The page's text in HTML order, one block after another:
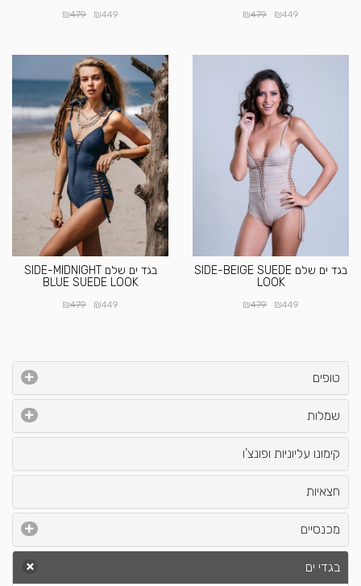
₪449
₪479
₪449
₪479
בגד ים שלם SIDE-BEIGE SUEDE
LOOK
₪449
₪479
בגד ים שלם SIDE-MIDNIGHT
BLUE SUEDE LOOK
₪449
₪479
טופים
שמלות
קימונו עליוניות ופונצ'ו
חצאיות
מכנסיים
בגדי ים